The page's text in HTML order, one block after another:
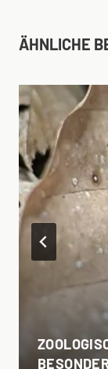
ÄHNLICHE